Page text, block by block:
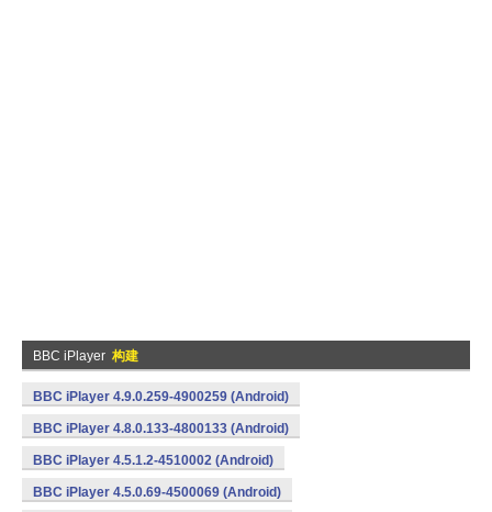
BBC iPlayer 构建
BBC iPlayer 4.9.0.259-4900259 (Android)
BBC iPlayer 4.8.0.133-4800133 (Android)
BBC iPlayer 4.5.1.2-4510002 (Android)
BBC iPlayer 4.5.0.69-4500069 (Android)